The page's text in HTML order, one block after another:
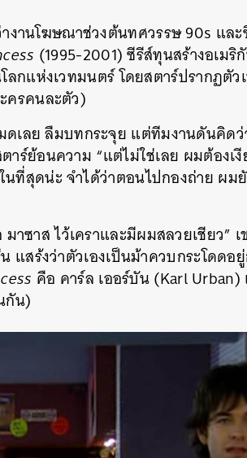
านโฆษณาช่วงต้นทศวรรษ 90s และ
(1995-2001) ซีรีส์ทุนสร้างอเม
กแห่งเวทมนตร์ โดยสตาร์ปรากฏตัว
ครคนละตัว)
ลย ลืมบทกระจุย แต่ทีมงานดันคิดว่
าร์ย้อนความ “แต่ไม่ใช่เลย ผมต้อง
สุดน่ะ จำได้ว่าตอนไปกองถ่าย ผมยั
าซาส ไว้เคราและมีผมสลวยเชียว”
สร้งว่าตัวเองเป็นม้าควบกระโดดอ
คือ คาร์ล เออร์บัน (Karl
กัน)
TWEET LINE EMAIL